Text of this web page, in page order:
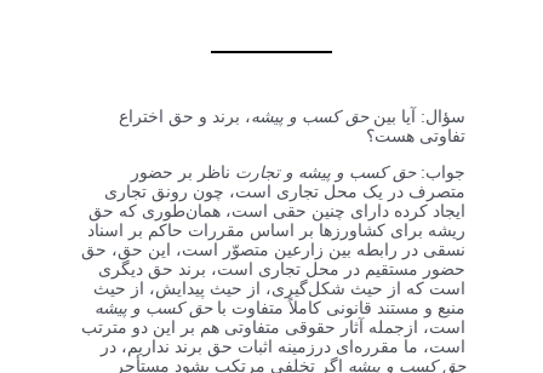
سؤال: آیا بینحق کسب و پیشه، برند و حق اختراع
تفاوتی هست؟
جواب:حق کسب و پیشه و تجارت ناظر بر حضور
متصرف در یک محل تجاری است، چون رونق تجاری
ایجاد کرده دارای چنین حقی است، همان‌طوری که حق
ریشه برای کشاورزها بر اساس مقررات حاکم بر اسناد
نسقی در رابطه بین زارعین متصوّر است، این حق، حق
حضور مستقیم در محل تجاری است، برند حق دیگری
است که از حیث شکل‌گیری، از حیث پیدایش، از حیث
منبع و مستند قانونی کاملاً متفاوت باحق کسب و پیشه
است، ازجمله آثار حقوقی متفاوتی هم بر این دو مترتب
است، ما مقرره‌ای درزمینه اثبات حق برند نداریم، در
حق کسب و پیشه اگر تخلفی مرتکب بشود مستأجر